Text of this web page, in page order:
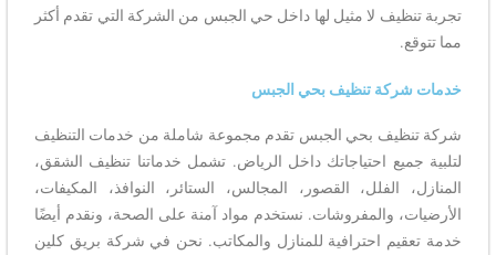
تجربة تنظيف لا مثيل لها داخل حي الجبس من الشركة التي تقدم أكثر
مما تتوقع.
خدمات شركة تنظيف بحي الجبس
شركة تنظيف بحي الجبس تقدم مجموعة شاملة من خدمات التنظيف
لتلبية جميع احتياجاتك داخل الرياض. تشمل خدماتنا تنظيف الشقق،
المنازل، الفلل، القصور، المجالس، الستائر، النوافذ، المكيفات،
الأرضيات، والمفروشات. نستخدم مواد آمنة على الصحة، ونقدم أيضًا
خدمة تعقيم احترافية للمنازل والمكاتب. نحن في شركة بريق كلين